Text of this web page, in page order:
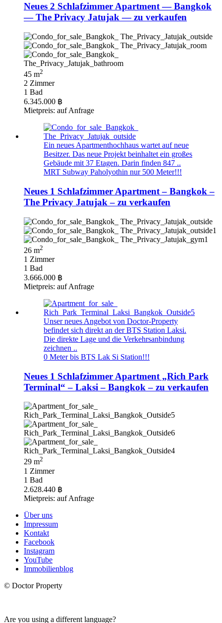
Neues 2 Schlafzimmer Apartment — Bangkok
— The Privacy Jatujak — zu verkaufen
45 m2
2 Zimmer
1 Bad
6.345.000 ฿
Mietpreis: auf Anfrage
Ein neues Apartmenthochhaus wartet auf neue
Besitzer. Das neue Projekt beinhaltet ein großes
Gebäude mit 37 Etagen. Darin finden 847 ..
MRT Subway Paholyothin nur 500 Meter!!!
Neues 1 Schlafzimmer Apartment – Bangkok –
The Privacy Jatujak – zu verkaufen
26 m2
1 Zimmer
1 Bad
3.666.000 ฿
Mietpreis: auf Anfrage
Unser neues Angebot von Doctor-Property
befindet sich direkt an der BTS Station Laksi.
Die direkte Lage und die Verkehrsanbindung
zeichnen ..
0 Meter bis BTS Lak Si Station!!!
Neues 1 Schlafzimmer Apartment „Rich Park
Terminal“ – Laksi – Bangkok – zu verkaufen
29 m2
1 Zimmer
1 Bad
2.628.440 ฿
Mietpreis: auf Anfrage
Über uns
Impressum
Kontakt
Facebook
Instagram
YouTube
Immobilienblog
© Doctor Property
Are you using a different language?